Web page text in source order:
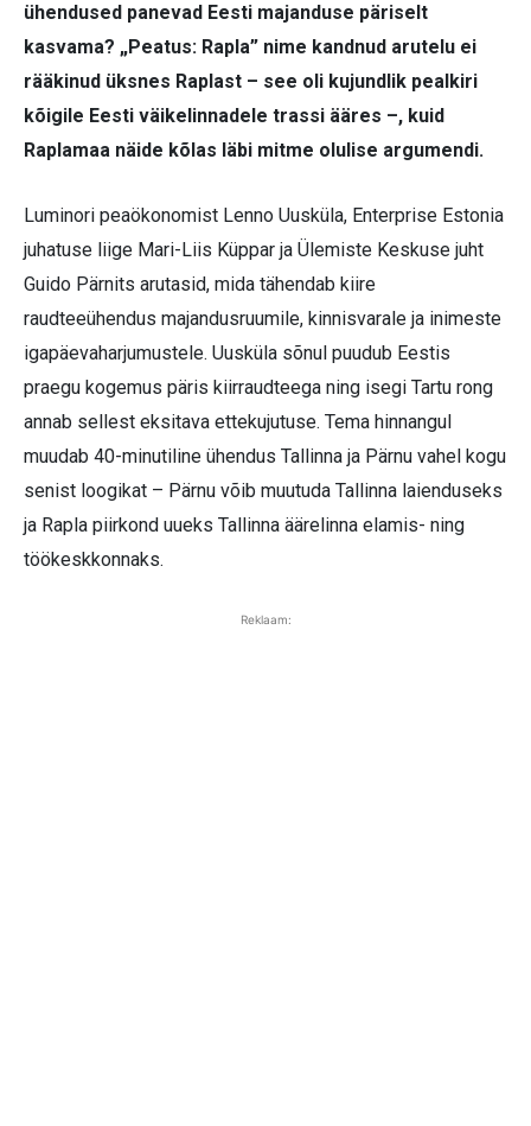
ühendused panevad Eesti majanduse päriselt
kasvama? „Peatus: Rapla” nime kandnud arutelu ei
rääkinud üksnes Raplast – see oli kujundlik pealkiri
kõigile Eesti väikelinnadele trassi ääres –, kuid
Raplamaa näide kõlas läbi mitme olulise argumendi.
Luminori peaökonomist Lenno Uusküla, Enterprise Estonia
juhatuse liige Mari-Liis Küppar ja Ülemiste Keskuse juht
Guido Pärnits arutasid, mida tähendab kiire
raudteeühendus majandusruumile, kinnisvarale ja inimeste
igapäevaharjumustele. Uusküla sõnul puudub Eestis
praegu kogemus päris kiirraudteega ning isegi Tartu rong
annab sellest eksitava ettekujutuse. Tema hinnangul
muudab 40-minutiline ühendus Tallinna ja Pärnu vahel kogu
senist loogikat – Pärnu võib muutuda Tallinna laienduseks
ja Rapla piirkond uueks Tallinna äärelinna elamis- ning
töökeskkonnaks.
Reklaam: